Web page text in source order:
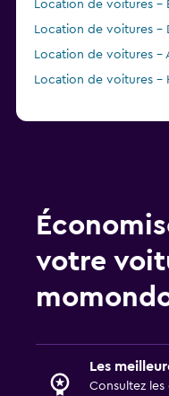
Location de voitures -
Location de voitures -
Location de voitures -
Location de voitures -
votre
Les
Consultez